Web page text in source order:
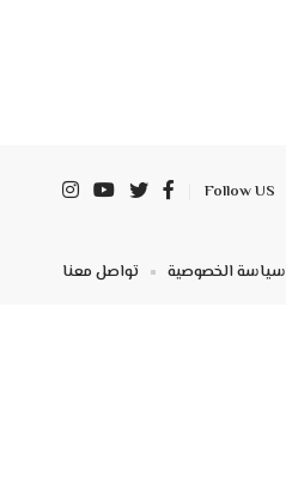
Follow US
سياسة الخصوصية تواصل معنا